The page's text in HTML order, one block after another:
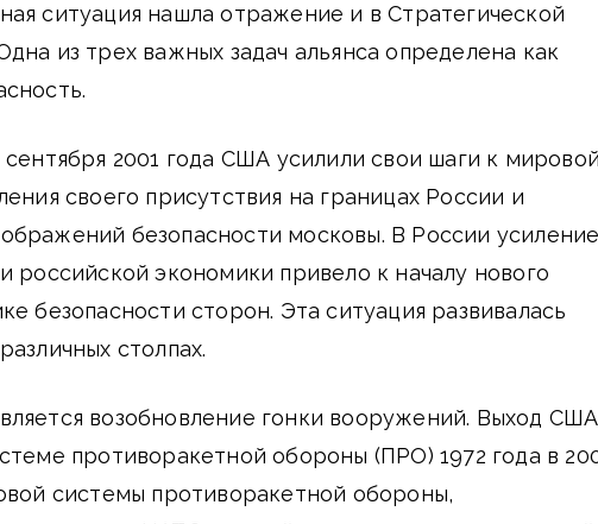
ситуация нашла отражение и в Стратегической
из трех важных задач альянса определена как
сентября 2001 года США усилили свои шаги к мировой
своего присутствия на границах России и
безопасности московы. В России усиление
российской экономики привело к началу нового
безопасности сторон. Эта ситуация развивалась
столпах.
возобновление гонки вооружений. Выход США
противоракетной обороны (ПРО) 1972 года в
системы противоракетной обороны,